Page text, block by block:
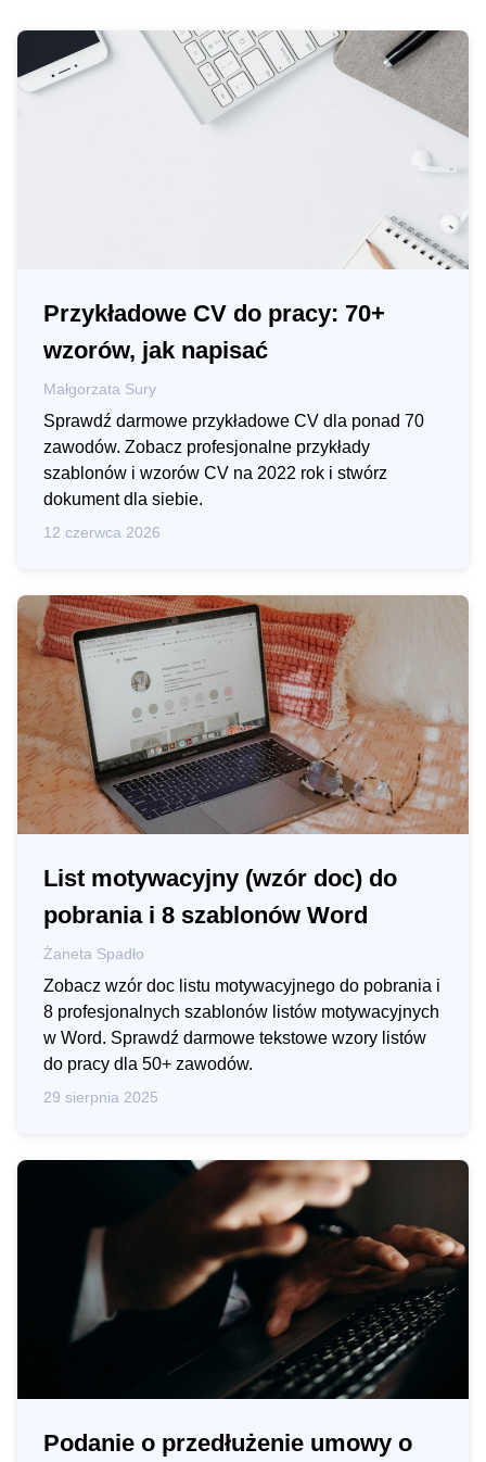
Przykładowe CV do pracy: 70+
wzorów, jak napisać
Małgorzata Sury
Sprawdź darmowe przykładowe CV dla ponad 70
zawodów. Zobacz profesjonalne przykłady
szablonów i wzorów CV na 2022 rok i stwórz
dokument dla siebie.
12 czerwca 2026
List motywacyjny (wzór doc) do
pobrania i 8 szablonów Word
Żaneta Spadło
Zobacz wzór doc listu motywacyjnego do pobrania i
8 profesjonalnych szablonów listów motywacyjnych
w Word. Sprawdź darmowe tekstowe wzory listów
do pracy dla 50+ zawodów.
29 sierpnia 2025
Podanie o przedłużenie umowy o